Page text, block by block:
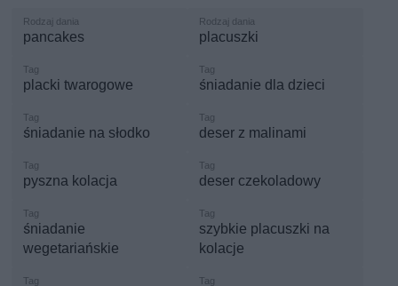
pancakes placuszki
placki twarogowe śniadanie dla dzieci
śniadanie na słodko deser z malinami
pyszna kolacja deser czekoladowy
śniadanie
wegetariańskie
szybkie placuszki na
kolacje